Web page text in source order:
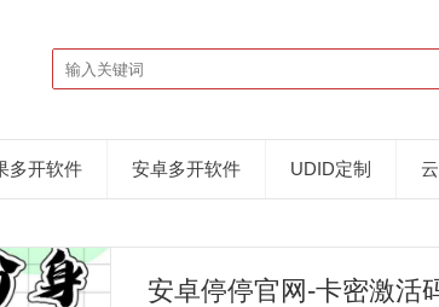
多开软件 安卓多开软件 UDID定制
安卓停停官网-卡密激活